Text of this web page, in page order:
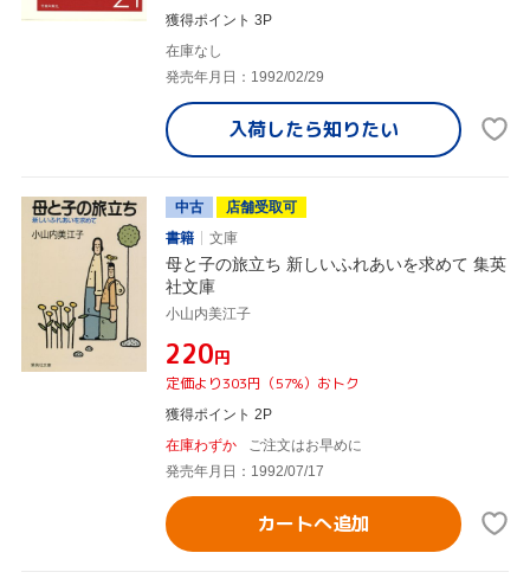
獲得ポイント 3P
在庫なし
発売年月日：1992/02/29
入荷したら知りたい
中古
店舗受取可
書籍
文庫
母と子の旅立ち 新しいふれあいを求めて 集英
社文庫
小山内美江子
¥220円
定価より303円（57%）おトク
獲得ポイント 2P
在庫わずか
ご注文はお早めに
発売年月日：1992/07/17
カートへ追加